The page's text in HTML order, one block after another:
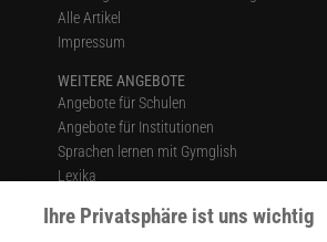
Alle Artikel
Impressum
WEITERE ANGEBOTE
Angebote für Schulen
Angebote für Institutionen
Sprachen lernen mit Gymglish
Lexika
Zugänglichkeitserklärung
Ihre Privatsphäre ist uns wichtig